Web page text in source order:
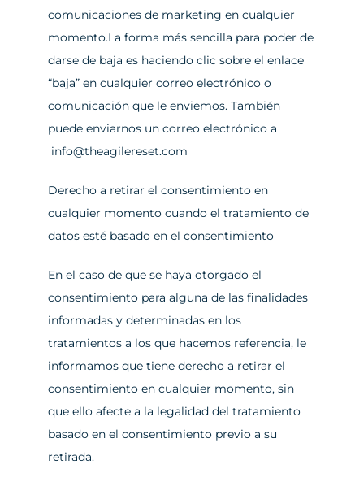
comunicaciones de marketing en cualquier
momento.La forma más sencilla para poder de
darse de baja es haciendo clic sobre el enlace
“baja” en cualquier correo electrónico o
comunicación que le enviemos. También
puede enviarnos un correo electrónico a
info@theagilereset.com
Derecho a retirar el consentimiento en
cualquier momento cuando el tratamiento de
datos esté basado en el consentimiento
En el caso de que se haya otorgado el
consentimiento para alguna de las finalidades
informadas y determinadas en los
tratamientos a los que hacemos referencia, le
informamos que tiene derecho a retirar el
consentimiento en cualquier momento, sin
que ello afecte a la legalidad del tratamiento
basado en el consentimiento previo a su
retirada.